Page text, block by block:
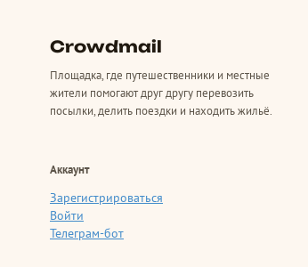
Crowdmail
Площадка, где путешественники и местные
жители помогают друг другу перевозить
посылки, делить поездки и находить жильё.
Аккаунт
Зарегистрироваться
Войти
Телеграм-бот